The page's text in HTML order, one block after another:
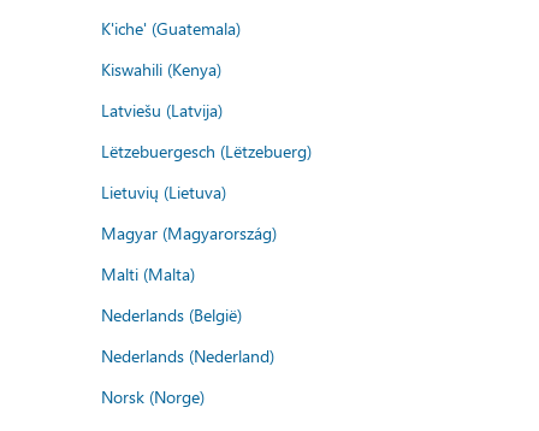
K'iche' (Guatemala)
Kiswahili (Kenya)
Latviešu (Latvija)
Lëtzebuergesch (Lëtzebuerg)
Lietuvių (Lietuva)
Magyar (Magyarország)
Malti (Malta)
Nederlands (België)
Nederlands (Nederland)
Norsk (Norge)